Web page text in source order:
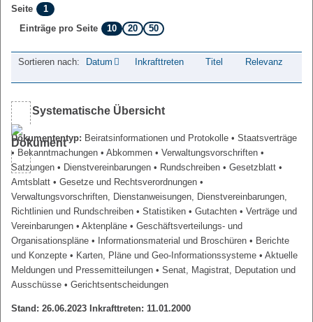
Seite
1
Einträge pro Seite
10 20 50
Sortieren nach: Datum Inkrafttreten Titel Relevanz
Systematische Übersicht
Dokumententyp: Beiratsinformationen und Protokolle • Staatsverträge
• Bekanntmachungen • Abkommen • Verwaltungsvorschriften •
Satzungen • Dienstvereinbarungen • Rundschreiben • Gesetzblatt •
Amtsblatt • Gesetze und Rechtsverordnungen •
Verwaltungsvorschriften, Dienstanweisungen, Dienstvereinbarungen,
Richtlinien und Rundschreiben • Statistiken • Gutachten • Verträge und
Vereinbarungen • Aktenpläne • Geschäftsverteilungs- und
Organisationspläne • Informationsmaterial und Broschüren • Berichte
und Konzepte • Karten, Pläne und Geo-Informationssysteme • Aktuelle
Meldungen und Pressemitteilungen • Senat, Magistrat, Deputation und
Ausschüsse • Gerichtsentscheidungen
Stand: 26.06.2023 Inkrafttreten: 11.01.2000